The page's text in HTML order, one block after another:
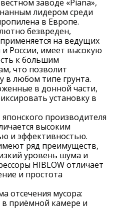
заводе «Piana»,
лидером среди
в Европе.
безвреден,
на ведущих
России, имеет высокую
к большим
что позволит
в любом типе грунта.
в донной части,
установку в
производителя
высоким
и эффективностью.
ряд преимуществ,
уровень шума и
HIBLOW отличает
и простота
отсечения мусора:
в приёмной камере и